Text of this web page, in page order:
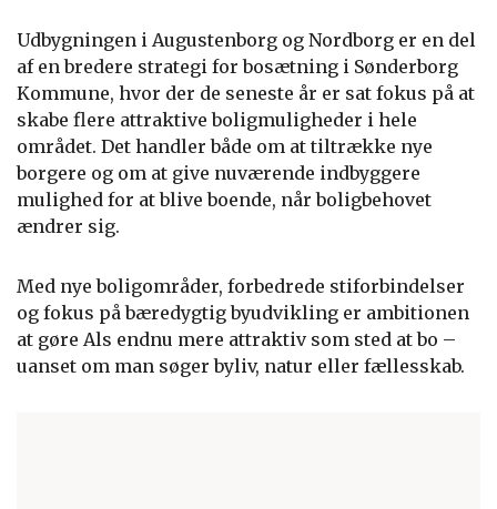
Udbygningen i Augustenborg og Nordborg er en del
af en bredere strategi for bosætning i Sønderborg
Kommune, hvor der de seneste år er sat fokus på at
skabe flere attraktive boligmuligheder i hele
området. Det handler både om at tiltrække nye
borgere og om at give nuværende indbyggere
mulighed for at blive boende, når boligbehovet
ændrer sig.
Med nye boligområder, forbedrede stiforbindelser
og fokus på bæredygtig byudvikling er ambitionen
at gøre Als endnu mere attraktiv som sted at bo –
uanset om man søger byliv, natur eller fællesskab.